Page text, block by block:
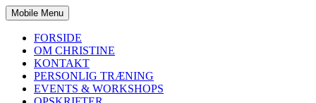
Mobile Menu
FORSIDE
OM CHRISTINE
KONTAKT
PERSONLIG TRÆNING
EVENTS & WORKSHOPS